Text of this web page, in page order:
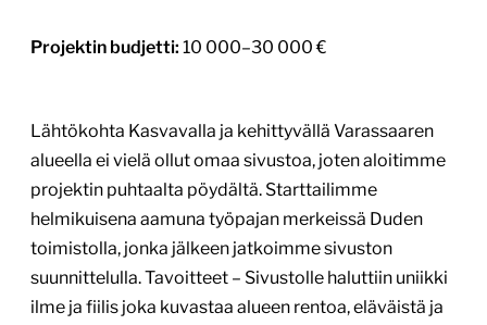
Projektin budjetti: 10 000–30 000 €
Lähtökohta Kasvavalla ja kehittyvällä Varassaaren
alueella ei vielä ollut omaa sivustoa, joten aloitimme
projektin puhtaalta pöydältä. Starttailimme
helmikuisena aamuna työpajan merkeissä Duden
toimistolla, jonka jälkeen jatkoimme sivuston
suunnittelulla. Tavoitteet – Sivustolle haluttiin uniikki
ilme ja fiilis joka kuvastaa alueen rentoa, eläväistä ja